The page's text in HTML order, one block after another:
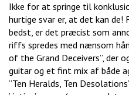
Ikke for at springe til
hurtige svar er, at det kan de!
bedst, er det præcist som
riffs spredes med nænsom
of the Grand Deceivers”, der
guitar og et fint mix af både
”Ten Heralds, Ten